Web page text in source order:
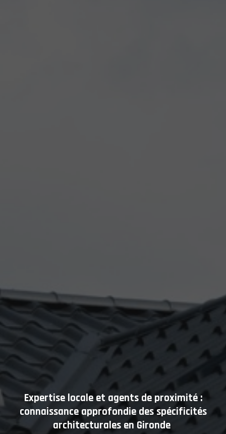
Expertise locale et agents de proximité :
connaissance approfondie des spécificités
architecturales en Gironde